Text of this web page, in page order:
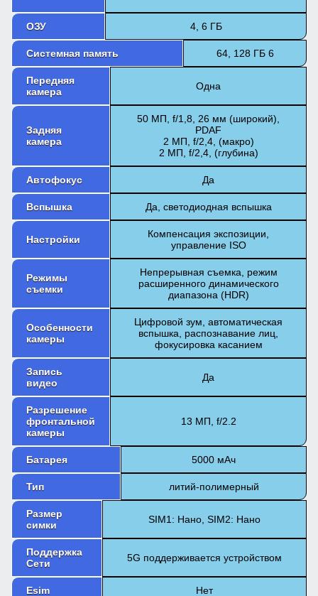
ОЗУ 4, 6 ГБ
Системная память 64, 128 ГБ 6
Передняя
камера
Одна
Задняя
камера
50 МП, f/1,8, 26 мм (широкий),
PDAF
2 МП, f/2,4, (макро)
2 МП, f/2,4, (глубина)
Автофокус Да
Вспышка Да, светодиодная вспышка
Настройки
Компенсация экспозиции,
управление ISO
Режимы
съемки
Непрерывная съемка, режим
расширенного динамического
диапазона (HDR)
Особенности
камеры
Цифровой зум, автоматическая
вспышка, распознавание лиц,
фокусировка касанием
Запись
видео
Да
Разрешение
фронтальной
камеры
13 МП, f/2.2
Батарея 5000 мАч
Тип литий-полимерный
Размер
симки
SIM1: Нано, SIM2: Нано
Поддержка
Сети
5G поддерживается устройством
Esim Нет